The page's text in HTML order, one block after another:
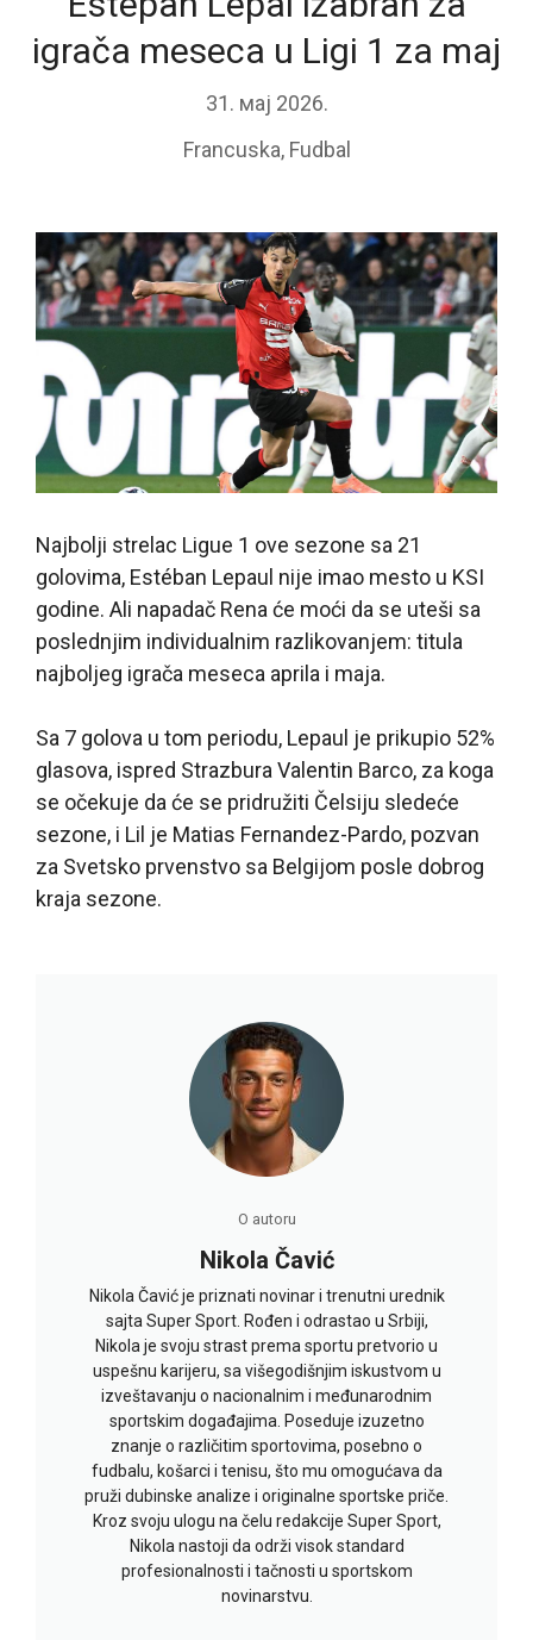
igrača meseca u Ligi 1 za maj
31. мај 2026.
Francuska, Fudbal
Najbolji strelac Ligue 1 ove sezone sa 21
golovima, Estéban Lepaul nije imao mesto u KSI
godine. Ali napadač Rena će moći da se uteši sa
poslednjim individualnim razlikovanjem: titula
najboljeg igrača meseca aprila i maja.
Sa 7 golova u tom periodu, Lepaul je prikupio 52%
glasova, ispred Strazbura Valentin Barco, za koga
se očekuje da će se pridružiti Čelsiju sledeće
sezone, i Lil je Matias Fernandez-Pardo, pozvan
za Svetsko prvenstvo sa Belgijom posle dobrog
kraja sezone.
O autoru
Nikola Čavić
Nikola Čavić je priznati novinar i trenutni urednik
sajta Super Sport. Rođen i odrastao u Srbiji,
Nikola je svoju strast prema sportu pretvorio u
uspešnu karijeru, sa višegodišnjim iskustvom u
izveštavanju o nacionalnim i međunarodnim
sportskim događajima. Poseduje izuzetno
znanje o različitim sportovima, posebno o
fudbalu, košarci i tenisu, što mu omogućava da
pruži dubinske analize i originalne sportske priče.
Kroz svoju ulogu na čelu redakcije Super Sport,
Nikola nastoji da održi visok standard
profesionalnosti i tačnosti u sportskom
novinarstvu.